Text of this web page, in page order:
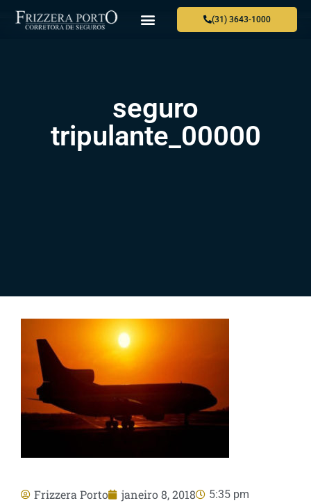
(31) 3643-1000
seguro
tripulante_00000
Frizzera Porto janeiro 8, 2018 5:35 pm